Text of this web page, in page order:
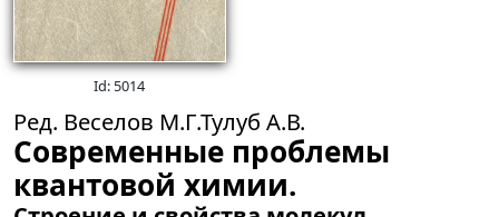
Id: 5014
Ред. Веселов М.Г.Тулуб А.В.
Современные проблемы
квантовой химии.